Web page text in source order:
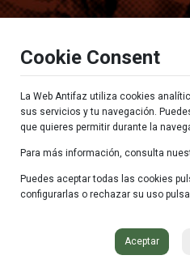
Cookie Consent
La Web Antifaz utiliza cookies
sus servicios y tu navegación.
que quieres permitir durante la
Para más información, consulta
Puedes aceptar todas las cookies
configurarlas o rechazar su uso
Aceptar